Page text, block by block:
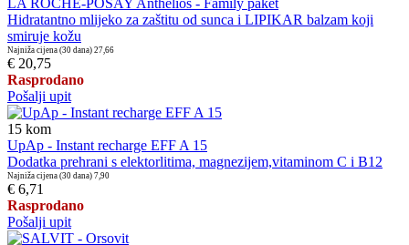
Hidratantno mlijeko za zaštitu od sunca i LIPIKAR balzam koji
smiruje kožu
Najniža cijena (30 dana) 27,66
€ 20,75
Rasprodano
Pošalji upit
15 kom
UpAp - Instant recharge EFF A 15
Dodatka prehrani s elektorlitima, magnezijem,vitaminom C i B12
Najniža cijena (30 dana) 7,90
€ 6,71
Rasprodano
Pošalji upit